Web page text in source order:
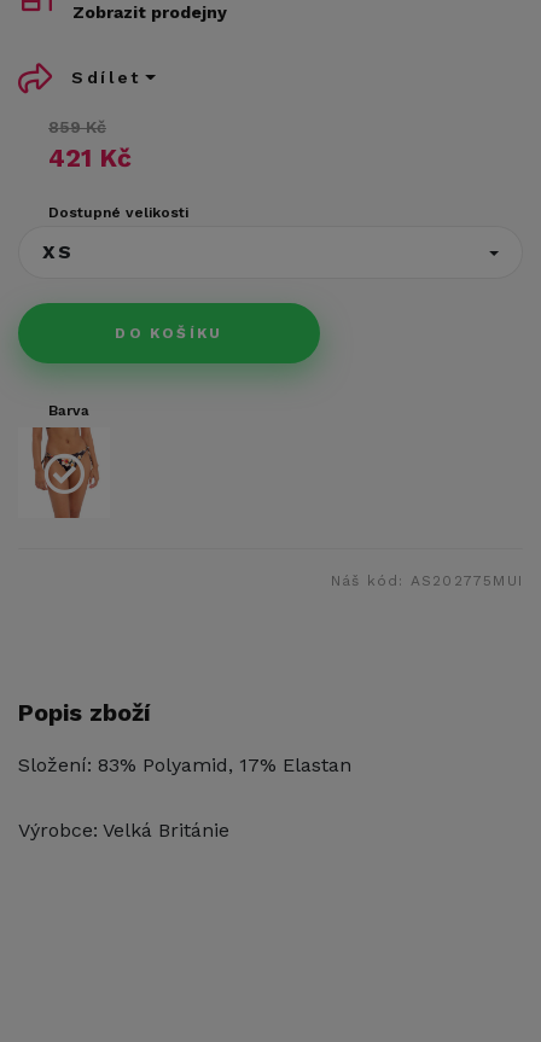
859 Kč
421 Kč
Dostupné velikosti
XS
DO KOŠÍKU
Zobrazit prodejny
Sdílet
Barva
Náš kód: AS202775MUI
Popis zboží
Složení: 83% Polyamid, 17% Elastan
Výrobce: Velká Británie